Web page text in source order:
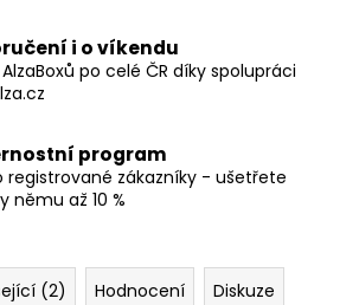
i o víkendu
po celé ČR díky spolupráci
program
registrované zákazníky - ušetřete
němu až 10 %
(2) Hodnocení Diskuze